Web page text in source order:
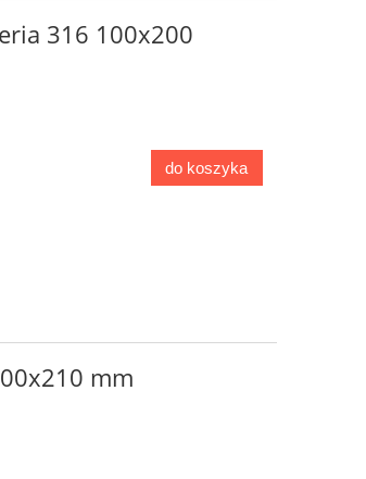
316 100x200
do koszyka
mm